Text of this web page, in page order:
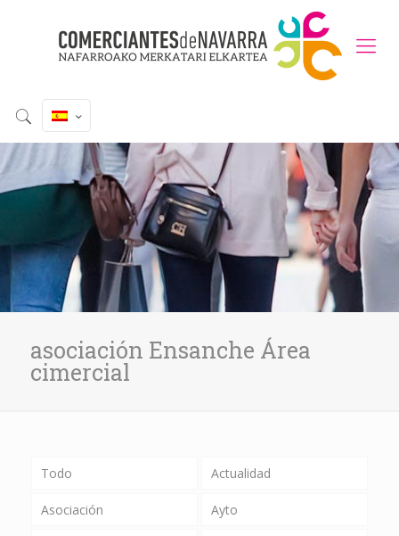
asociación Ensanche Área
cimercial
Todo Actualidad
Asociación Ayto